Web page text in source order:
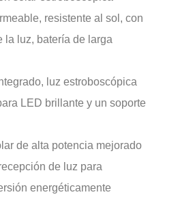
resistente al sol, con
la luz, batería de larga
luz estroboscópica
LED brillante y un soporte
de alta potencia mejorado
de luz para
energéticamente